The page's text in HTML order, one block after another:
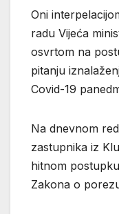
Oni
radu Vijeća
osvrtom na
pitanju
Covid-19
Na dnevnom
zastupnika iz
hitnom
Zakona o